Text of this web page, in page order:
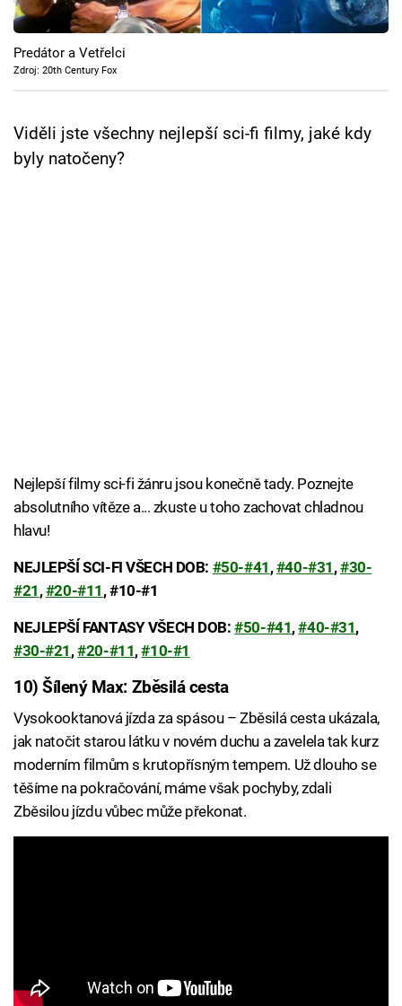
Cool Esport
Pořady
Sledujte prima+
Predátor a Vetřelci
Zdroj: 20th Century Fox
Viděli jste všechny nejlepší sci-fi filmy, jaké kdy
byly natočeny?
Nejlepší filmy sci-fi žánru jsou konečně tady. Poznejte
absolutního vítěze a... zkuste u toho zachovat chladnou
hlavu!
NEJLEPŠÍ SCI-FI VŠECH DOB: #50-#41 ,#40-#31 ,#30-
#21 ,#20-#11 , #10-#1
NEJLEPŠÍ FANTASY VŠECH DOB:#50-#41,#40-#31,
#30-#21 ,#20-#11,#10-#1
10) Šílený Max: Zběsilá cesta
Vysokooktanová jízda za spásou – Zběsilá cesta ukázala,
jak natočit starou látku v novém duchu a zavelela tak kurz
moderním filmům s krutopřísným tempem. Už dlouho se
těšíme na pokračování, máme však pochyby, zdali
Zběsilou jízdu vůbec může překonat.